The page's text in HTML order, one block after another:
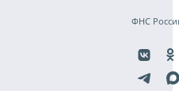
ФНС